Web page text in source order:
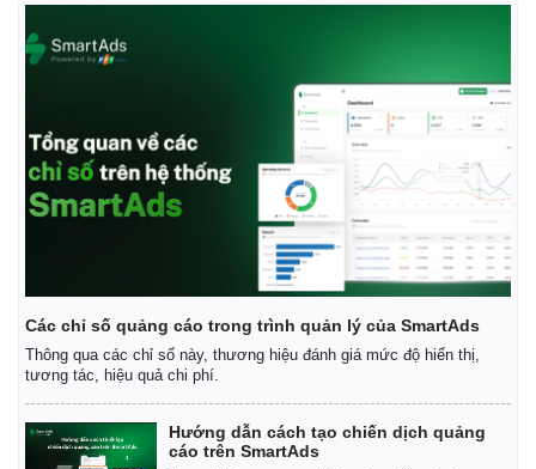
Quan sát
Cuộc sống đó đây
Hồ sơ
Multimedia
Video
Ảnh
E-Magazine
Infographic
Các chỉ số quảng cáo trong trình quản lý của SmartAds
Thông qua các chỉ số này, thương hiệu đánh giá mức độ hiển thị,
tương tác, hiệu quả chi phí.
Hướng dẫn cách tạo chiến dịch quảng
cáo trên SmartAds